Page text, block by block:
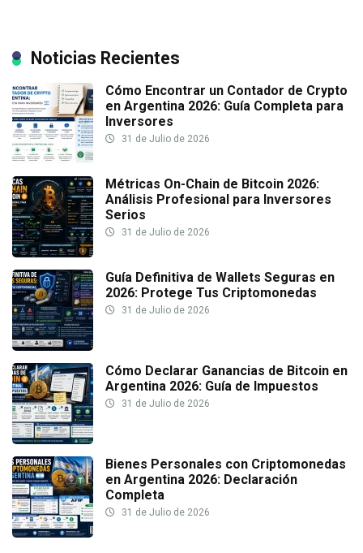
Noticias Recientes
Cómo Encontrar un Contador de Crypto
en Argentina 2026: Guía Completa para
Inversores
31 de Julio de 2026
Métricas On-Chain de Bitcoin 2026:
Análisis Profesional para Inversores
Serios
31 de Julio de 2026
Guía Definitiva de Wallets Seguras en
2026: Protege Tus Criptomonedas
31 de Julio de 2026
Cómo Declarar Ganancias de Bitcoin en
Argentina 2026: Guía de Impuestos
31 de Julio de 2026
Bienes Personales con Criptomonedas
en Argentina 2026: Declaración
Completa
31 de Julio de 2026